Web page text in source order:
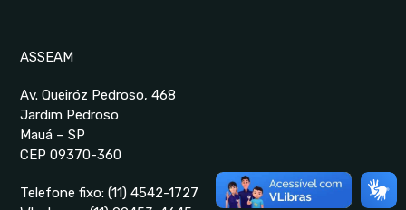
ASSEAM
Av. Queiróz Pedroso, 468
Jardim Pedroso
Mauá – SP
CEP 09370-360
Telefone fixo:(11) 4542-1727